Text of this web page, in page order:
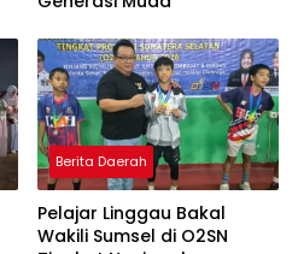
Berita Daerah
Pelajar Linggau Bakal
Wakili Sumsel di O2SN